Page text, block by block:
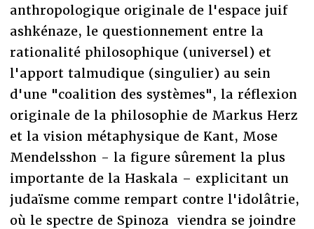
anthropologique originale de l'espace juif
ashkénaze, le questionnement entre la
rationalité philosophique (universel) et
l'apport talmudique (singulier) au sein
d'une "coalition des systèmes", la réflexion
originale de la philosophie de Markus Herz
et la vision métaphysique de Kant, Mose
Mendelsshon - la figure sûrement la plus
importante de la Haskala – explicitant un
judaïsme comme rempart contre l'idolâtrie,
où le spectre de Spinoza viendra se joindre